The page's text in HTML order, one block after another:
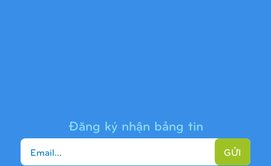
Đăng ký nhận bảng tin
GỬI